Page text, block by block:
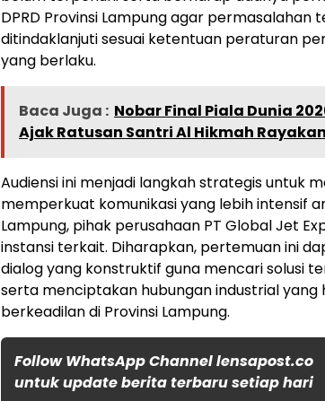
DPRD Provinsi Lampung agar permasalahan
ditindaklanjuti sesuai ketentuan peraturan
yang berlaku.
Baca Juga : Nobar Final Piala Dunia
Ajak Ratusan Santri Al Hikmah
Audiensi ini menjadi langkah strategis untuk
memperkuat komunikasi yang lebih intensif
Lampung, pihak perusahaan PT Global Jet
instansi terkait. Diharapkan, pertemuan ini
dialog yang konstruktif guna mencari solusi
serta menciptakan hubungan industrial yang
berkeadilan di Provinsi Lampung.
Follow WhatsApp Channel lensapost.co
untuk update berita terbaru setiap hari